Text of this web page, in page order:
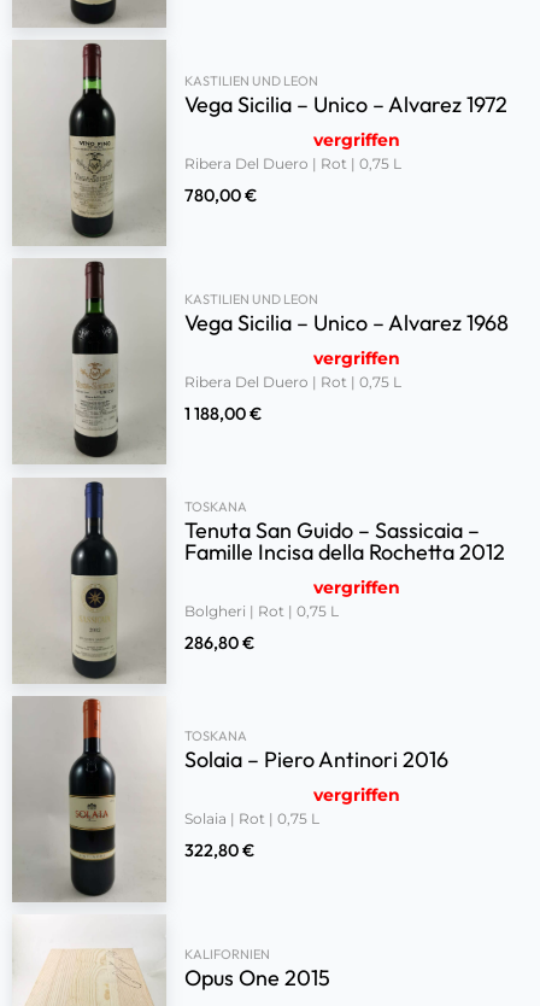
KASTILIEN UND LEON
Vega Sicilia – Unico – Alvarez 1972
vergriffen
Ribera Del Duero | Rot | 0,75 L
780,00€
KASTILIEN UND LEON
Vega Sicilia – Unico – Alvarez 1968
vergriffen
Ribera Del Duero | Rot | 0,75 L
1 188,00€
TOSKANA
Tenuta San Guido – Sassicaia –
Famille Incisa della Rochetta 2012
vergriffen
Bolgheri | Rot | 0,75 L
286,80€
TOSKANA
Solaia – Piero Antinori 2016
vergriffen
Solaia | Rot | 0,75 L
322,80€
KALIFORNIEN
Opus One 2015